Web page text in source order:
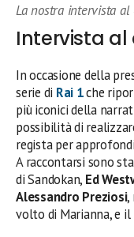
La nostra intervista al
Intervista al
In occasione della
serie di Rai 1che
più iconici della
possibilità di
regista per
A raccontarsi sono
di Sandokan, Ed
Alessandro Preziosi,
volto di Marianna, e